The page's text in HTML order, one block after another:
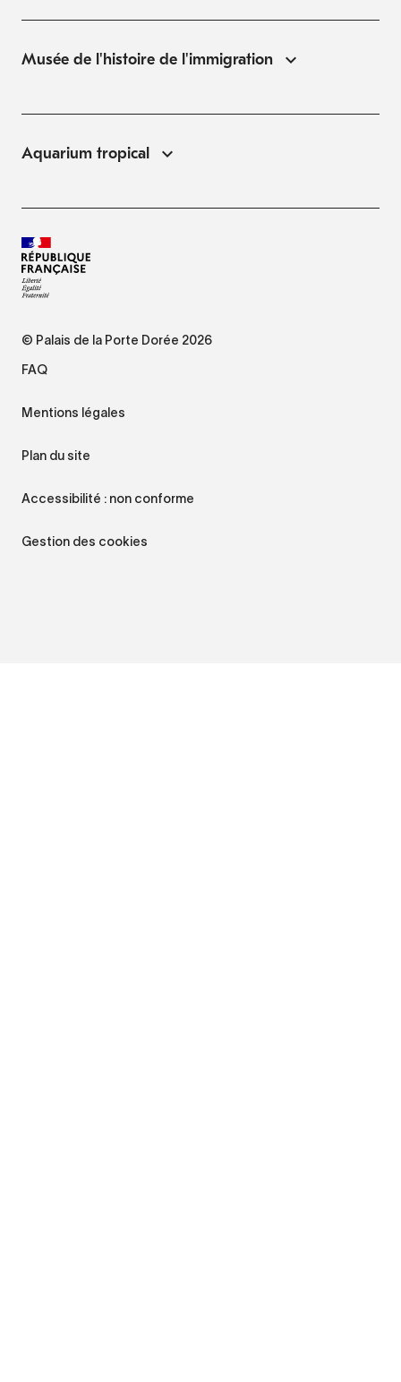
Musée de l'histoire de l'immigration
Aquarium tropical
© Palais de la Porte Dorée 2026
FAQ
Mentions légales
Plan du site
Accessibilité : non conforme
Gestion des cookies